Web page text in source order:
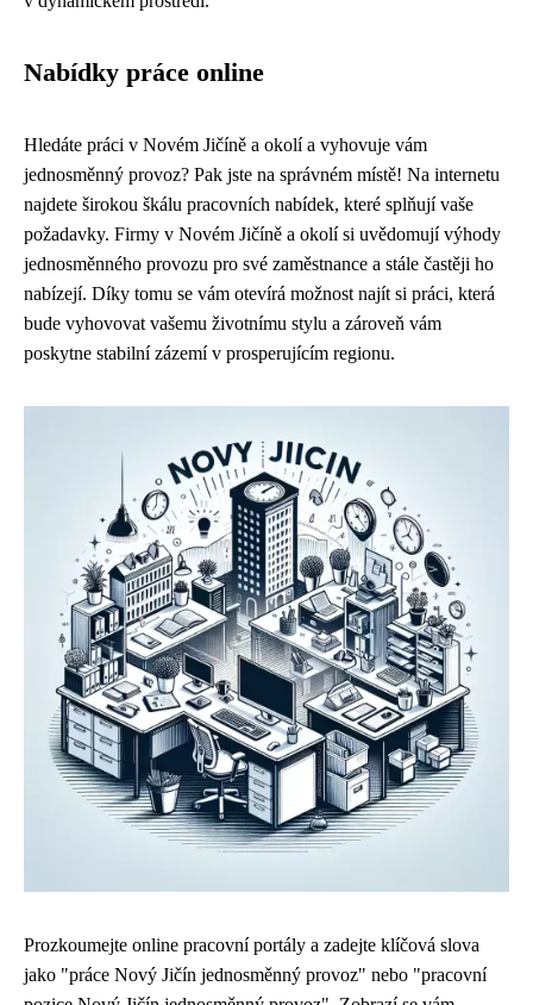
Nabídky práce online
Hledáte práci v Novém Jičíně a okolí a vyhovuje vám
jednosměnný provoz? Pak jste na správném místě! Na internetu
najdete širokou škálu pracovních nabídek, které splňují vaše
požadavky. Firmy v Novém Jičíně a okolí si uvědomují výhody
jednosměnného provozu pro své zaměstnance a stále častěji ho
nabízejí. Díky tomu se vám otevírá možnost najít si práci, která
bude vyhovovat vašemu životnímu stylu a zároveň vám
poskytne stabilní zázemí v prosperujícím regionu.
Prozkoumejte online pracovní portály a zadejte klíčová slova
jako "práce Nový Jičín jednosměnný provoz" nebo "pracovní